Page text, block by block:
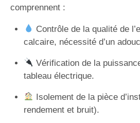
comprennent :
Contrôle de la qualité de
calcaire, nécessité d’un
Vérification de la
tableau électrique.
Isolement de la pièce
rendement et bruit).